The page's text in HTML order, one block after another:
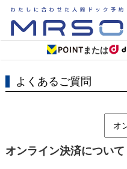
または
よくあるご質問
オンライン決済について